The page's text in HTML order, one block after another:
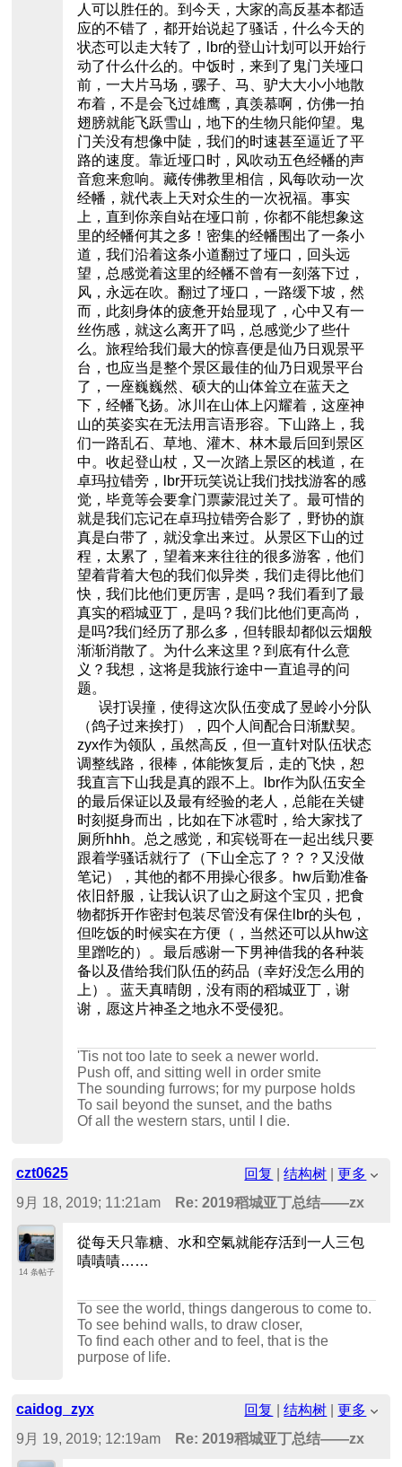
人可以胜任的。到今天，大家的高反基本都适
应的不错了，都开始说起了骚话，什么今天的
状态可以走大转了，lbr的登山计划可以开始行
动了什么什么的。中饭时，来到了鬼门关垭口
前，一大片马场，骡子、马、驴大大小小地散
布着，不是会飞过雄鹰，真羡慕啊，仿佛一拍
翅膀就能飞跃雪山，地下的生物只能仰望。鬼
门关没有想像中陡，我们的时速甚至逼近了平
路的速度。靠近垭口时，风吹动五色经幡的声
音愈来愈响。藏传佛教里相信，风每吹动一次
经幡，就代表上天对众生的一次祝福。事实
上，直到你亲自站在垭口前，你都不能想象这
里的经幡何其之多！密集的经幡围出了一条小
道，我们沿着这条小道翻过了垭口，回头远
望，总感觉着这里的经幡不曾有一刻落下过，
风，永远在吹。翻过了垭口，一路缓下坡，然
而，此刻身体的疲惫开始显现了，心中又有一
丝伤感，就这么离开了吗，总感觉少了些什
么。旅程给我们最大的惊喜便是仙乃日观景平
台，也应当是整个景区最佳的仙乃日观景平台
了，一座巍巍然、硕大的山体耸立在蓝天之
下，经幡飞扬。冰川在山体上闪耀着，这座神
山的英姿实在无法用言语形容。下山路上，我
们一路乱石、草地、灌木、林木最后回到景区
中。收起登山杖，又一次踏上景区的栈道，在
卓玛拉错旁，lbr开玩笑说让我们找找游客的感
觉，毕竟等会要拿门票蒙混过关了。最可惜的
就是我们忘记在卓玛拉错旁合影了，野协的旗
真是白带了，就没拿出来过。从景区下山的过
程，太累了，望着来来往往的很多游客，他们
望着背着大包的我们似异类，我们走得比他们
快，我们比他们更厉害，是吗？我们看到了最
真实的稻城亚丁，是吗？我们比他们更高尚，
是吗?我们经历了那么多，但转眼却都似云烟般
渐渐消散了。为什么来这里？到底有什么意
义？我想，这将是我旅行途中一直追寻的问
题。
误打误撞，使得这次队伍变成了昱岭小分队
（鸽子过来挨打），四个人间配合日渐默契。
zyx作为领队，虽然高反，但一直针对队伍状态
调整线路，很棒，体能恢复后，走的飞快，恕
我直言下山我是真的跟不上。lbr作为队伍安全
的最后保证以及最有经验的老人，总能在关键
时刻挺身而出，比如在下冰雹时，给大家找了
厕所hhh。总之感觉，和宾锐哥在一起出线只要
跟着学骚话就行了（下山全忘了？？？又没做
笔记），其他的都不用操心很多。hw后勤准备
依旧舒服，让我认识了山之厨这个宝贝，把食
物都拆开作密封包装尽管没有保住lbr的头包，
但吃饭的时候实在方便（，当然还可以从hw这
里蹭吃的）。最后感谢一下男神借我的各种装
备以及借给我们队伍的药品（幸好没怎么用的
上）。蓝天真晴朗，没有雨的稻城亚丁，谢
谢，愿这片神圣之地永不受侵犯。
'Tis not too late to seek a newer world.
Push off, and sitting well in order smite
The sounding furrows; for my purpose holds
To sail beyond the sunset, and the baths
Of all the western stars, until I die.
czt0625 回复 |结构树 |更多
9月 18, 2019; 11:21am
Re: 2019稻城亚丁总结——zx
14 条帖子
從每天只靠糖、水和空氣就能存活到一人三包
嘖嘖嘖……
To see the world, things dangerous to come to.
To see behind walls, to draw closer,
To find each other and to feel, that is the
purpose of life.
caidog_zyx 回复 |结构树 |更多
9月 19, 2019; 12:19am
Re: 2019稻城亚丁总结——zx